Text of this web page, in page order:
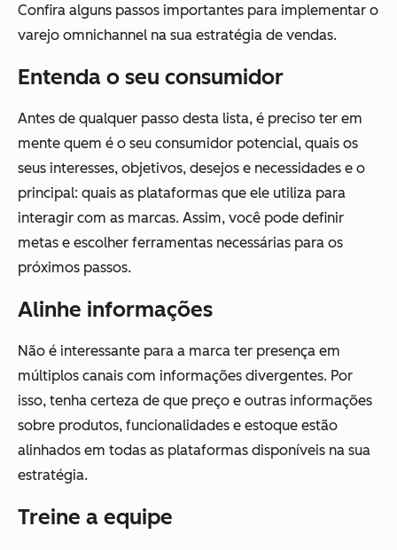
Confira alguns passos importantes para implementar o
varejo omnichannel na sua estratégia de vendas.
Entenda o seu consumidor
Antes de qualquer passo desta lista, é preciso ter em
mente quem é o seu consumidor potencial, quais os
seus interesses, objetivos, desejos e necessidades e o
principal: quais as plataformas que ele utiliza para
interagir com as marcas. Assim, você pode definir
metas e escolher ferramentas necessárias para os
próximos passos.
Alinhe informações
Não é interessante para a marca ter presença em
múltiplos canais com informações divergentes. Por
isso, tenha certeza de que preço e outras informações
sobre produtos, funcionalidades e estoque estão
alinhados em todas as plataformas disponíveis na sua
estratégia.
Treine a equipe